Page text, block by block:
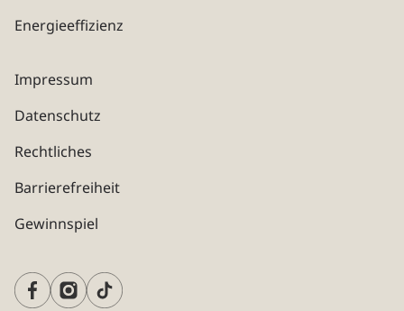
Energieeffizienz
Impressum
Datenschutz
Rechtliches
Barrierefreiheit
Gewinnspiel